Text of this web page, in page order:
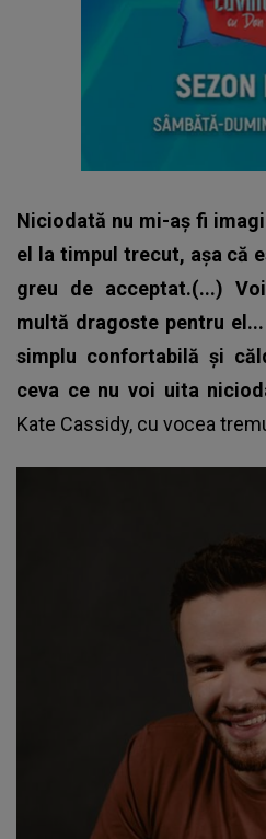
Niciodată nu mi-aș fi
el la timpul trecut, așa că
greu de acceptat.(...)
multă dragoste pentru
simplu confortabilă și
ceva ce nu voi uita
Kate Cassidy, cu vocea